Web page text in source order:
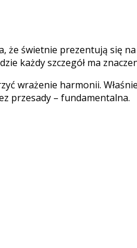
że świetnie prezentują się
każdy szczegół ma
wrażenie harmonii.
przesady – fundamentalna.